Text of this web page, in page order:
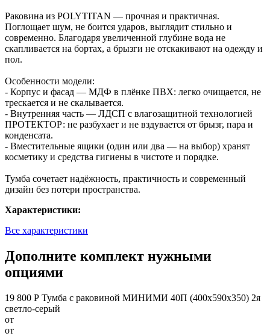
Раковина из POLYTITAN — прочная и практичная.
Поглощает шум, не боится ударов, выглядит стильно и
современно. Благодаря увеличенной глубине вода не
скапливается на бортах, а брызги не отскакивают на одежду и
пол.
Особенности модели:
- Корпус и фасад — МДФ в плёнке ПВХ: легко очищается, не
трескается и не скалывается.
- Внутренняя часть — ЛДСП с влагозащитной технологией
ПРОТЕКТОР: не разбухает и не вздувается от брызг, пара и
конденсата.
- Вместительные ящики (один или два — на выбор) хранят
косметику и средства гигиены в чистоте и порядке.
Тумба сочетает надёжность, практичность и современный
дизайн без потери пространства.
Характеристики:
Все характеристики
Дополните комплект нужными
опциями
19 800 Р Тумба с раковиной МИНИМИ 40П (400x590x350) 2я
светло-серый
от
от